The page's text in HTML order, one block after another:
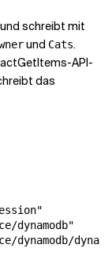
schreibt mit
und Cats.
API-
das
dynamodb"
dynamodb/